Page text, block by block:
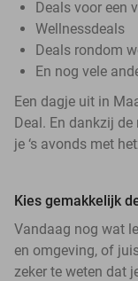
Deals voor een
Wellnessdeals
Deals rondom
En nog vele
Een dagje uit in
Deal. En dankzij
je ‘s avonds met
Kies gemakkelijk
Vandaag nog wat
en omgeving, of
zeker te weten dat